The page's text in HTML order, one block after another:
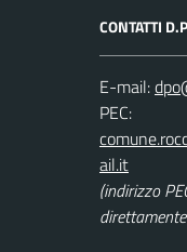
CONTATTI
E-mail:
PEC:
(indirizzo